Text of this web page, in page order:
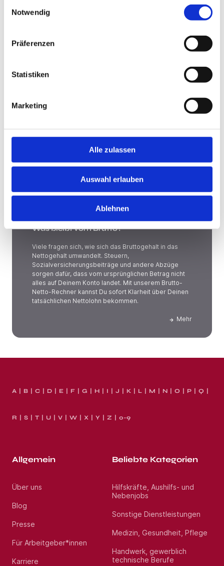
Notwendig
Präferenzen
Statistiken
Marketing
Alle zulassen
Auswahl erlauben
Ablehnen
Hast Du keine Lust und Zeit, auf Jobbörsen jede
Stellenanzeige zu durchsuchen? Teste die "Jobsuche
Dir Jobs vorschlagen, die zu Dir passen.
Was bleibt vom Brutto?
Viele fragen sich, wie sich das Bruttogehalt in das
Nettogehalt umwandelt. Steuern,
Sozialversicherungsbeiträge und andere Abzüge
sorgen dafür, dass vom ursprünglichen Betrag nicht
alles auf Deinem Konto landet. Mit unserem Brutto-
Netto-Rechner kannst Du sofort Klarheit über Deinen
tatsächlichen Nettolohn bekommen.
Mehr
Was bleibt vom Brutto?
A B C D E F G H I J K L M N O P Q
R S T U V W X Y Z 0-9
Allgemein
Über uns
Blog
Presse
Für Arbeitgeber*innen
Karriere
Beliebte Kategorien
Hilfskräfte, Aushilfs- und
Nebenjobs
Sonstige Dienstleistungen
Medizin, Gesundheit, Pflege
Handwerk, gewerblich
technische Berufe